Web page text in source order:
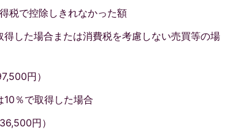
税で控除しきれなかった額
した場合または消費税を考慮しない売買等の場
円）
％で取得した場合
円）